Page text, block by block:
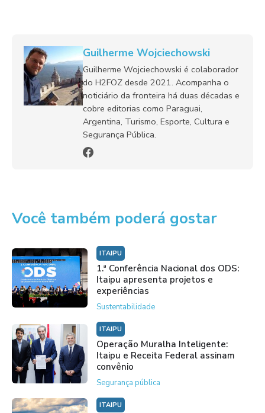
Guilherme Wojciechowski
Guilherme Wojciechowski é colaborador
do H2FOZ desde 2021. Acompanha o
noticiário da fronteira há duas décadas e
cobre editorias como Paraguai,
Argentina, Turismo, Esporte, Cultura e
Segurança Pública.
Você também poderá gostar
ITAIPU
1.ª Conferência Nacional dos ODS:
Itaipu apresenta projetos e
experiências
Sustentabilidade
ITAIPU
Operação Muralha Inteligente:
Itaipu e Receita Federal assinam
convênio
Segurança pública
ITAIPU